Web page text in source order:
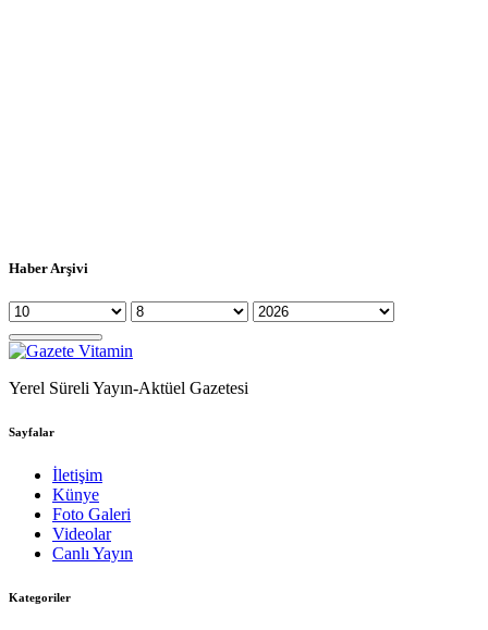
Haber Arşivi
Yerel Süreli Yayın-Aktüel Gazetesi
Sayfalar
İletişim
Künye
Foto Galeri
Videolar
Canlı Yayın
Kategoriler